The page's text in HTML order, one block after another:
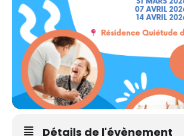
Détails de l'évènement